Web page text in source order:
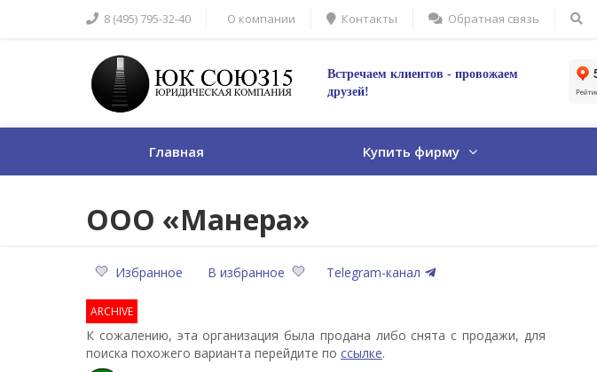
8 (495) 795-32-40 О компании Контакты Обратная связь
Встречаем клиентов - провожаем
друзей!
Главная Купить фирму
ООО «Манера»
Избранное В избранное Telegram-канал
ARCHIVE
К сожалению, эта организация была продана либо снята с продажи, для
поиска похожего варианта перейдите по ссылке.